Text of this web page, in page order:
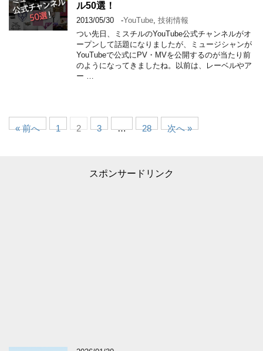
ル50選！
2013/05/30 -YouTube, 技術情報
つい先日、ミスチルのYouTube公式チャンネルがオ
ープンして話題になりましたが、ミュージシャンが
YouTubeで公式にPV・MVを公開するのが当たり前
のようになってきましたね。以前は、レーベルやア
ー …
« 前へ 1 2 3 … 28 次へ »
スポンサードリンク